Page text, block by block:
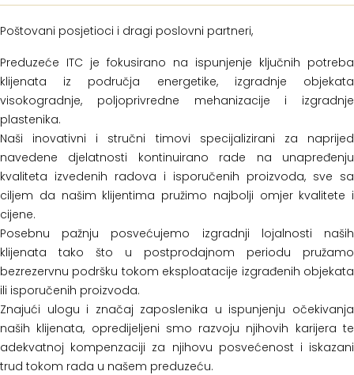
Poštovani posjetioci i dragi poslovni partneri,
Preduzeće ITC je fokusirano na ispunjenje ključnih potreba
klijenata iz područja energetike, izgradnje objekata
visokogradnje, poljoprivredne mehanizacije i izgradnje
plastenika.
Naši inovativni i stručni timovi specijalizirani za naprijed
navedene djelatnosti kontinuirano rade na unapređenju
kvaliteta izvedenih radova i isporučenih proizvoda, sve sa
ciljem da našim klijentima pružimo najbolji omjer kvalitete i
cijene.
Posebnu pažnju posvećujemo izgradnji lojalnosti naših
klijenata tako što u postprodajnom periodu pružamo
bezrezervnu podršku tokom eksploatacije izgrađenih objekata
ili isporučenih proizvoda.
Znajući ulogu i značaj zaposlenika u ispunjenju očekivanja
naših klijenata, opredijeljeni smo razvoju njihovih karijera te
adekvatnoj kompenzaciji za njihovu posvećenost i iskazani
trud tokom rada u našem preduzeću.